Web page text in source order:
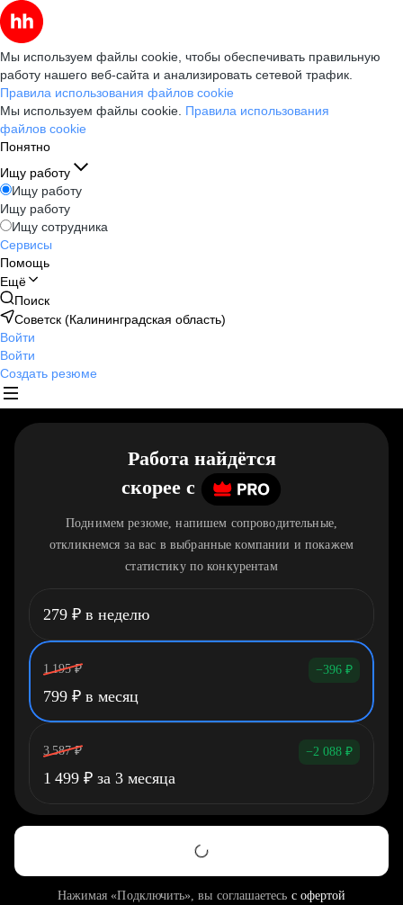
Мы используем файлы cookie, чтобы обеспечивать правильную
работу нашего веб-сайта и анализировать сетевой трафик.
Правила использования файлов cookie
Мы используем файлы cookie. Правила использования
файлов cookie
Понятно
Ищу работу
Ищу работу
Ищу работу
Ищу сотрудника
Сервисы
Помощь
Ещё
Поиск
Советск (Калининградская область)
Войти
Войти
Создать резюме
Работа найдётся
скорее c
Поднимем резюме, напишем сопроводительные,
откликнемся за вас в выбранные компании и покажем
статистику по конкурентам
279 ₽ в неделю
1 195 ₽ −396 ₽
799 ₽ в месяц
3 587 ₽ −2 088 ₽
1 499 ₽ за 3 месяца
Нажимая «Подключить», вы соглашаетесь с офертой